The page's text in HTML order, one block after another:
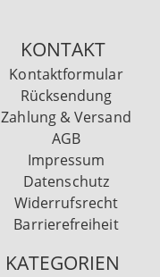
KONTAKT
Kontaktformular
Rücksendung
Zahlung & Versand
AGB
Impressum
Datenschutz
Widerrufsrecht
Barrierefreiheit
KATEGORIEN